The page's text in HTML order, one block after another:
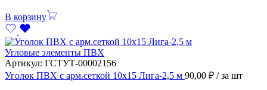
В корзину
Угловые элементы ПВХ
Артикул: ГСТУТ-00002156
Уголок ПВХ с арм.сеткой 10х15 Лига-2,5 м 90,00 ₽ / за шт